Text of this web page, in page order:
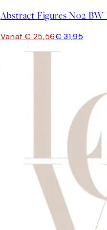
Abstract Figures No2 BW
Vanaf € 25,56€ 31,95